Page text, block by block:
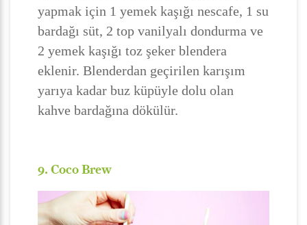
yapmak için 1 yemek kaşığı nescafe, 1 su
bardağı süt, 2 top vanilyalı dondurma ve
2 yemek kaşığı toz şeker blendera
eklenir. Blenderdan geçirilen karışım
yarıya kadar buz küpüyle dolu olan
kahve bardağına dökülür.
9. Coco Brew